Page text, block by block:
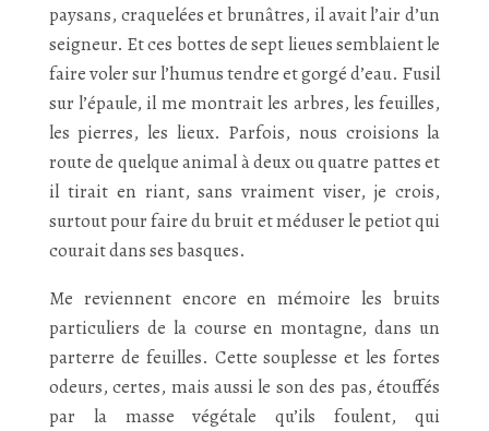
paysans, craquelées et brunâtres, il avait l’air d’un
seigneur. Et ces bottes de sept lieues semblaient le
faire voler sur l’humus tendre et gorgé d’eau. Fusil
sur l’épaule, il me montrait les arbres, les feuilles,
les pierres, les lieux. Parfois, nous croisions la
route de quelque animal à deux ou quatre pattes et
il tirait en riant, sans vraiment viser, je crois,
surtout pour faire du bruit et méduser le petiot qui
courait dans ses basques.
Me reviennent encore en mémoire les bruits
particuliers de la course en montagne, dans un
parterre de feuilles. Cette souplesse et les fortes
odeurs, certes, mais aussi le son des pas, étouffés
par la masse végétale qu’ils foulent, qui